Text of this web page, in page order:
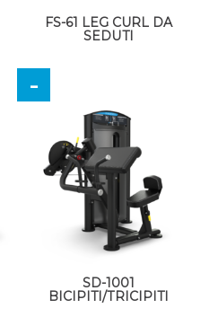
FS-61 LEG CURL DA
SEDUTI
SD-1001
BICIPITI/TRICIPITI